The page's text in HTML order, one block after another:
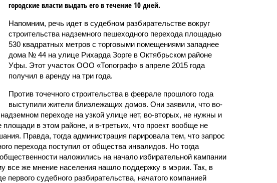
городские власти выдать его в течение 10 дней.
Напомним, речь идет в судебном разбирательстве вокруг
строительства надземного пешеходного перехода площадью
530 квадратных метров с торговыми помещениями западнее
дома № 44 на улице Рихарда Зорге в Октябрьском районе
Уфы. Этот участок ООО «Топограф» в апреле 2015 года
получил в аренду на три года.
Против точечного строительства в феврале прошлого года
выступили жители близлежащих домов. Они заявили, что во-
переходе на узкой улице нет, во-вторых, не нужны и
в этом районе, и в-третьих, что проект вообще не
Правда, тогда администрация парировала тем, что запрос
перехода поступил от общества инвалидов. Но тогда
наложились на начало избирательной кампании
все же мнение населения нашло поддержку в мэрии. Так, в
первого судебного разбирательства, начатого компанией